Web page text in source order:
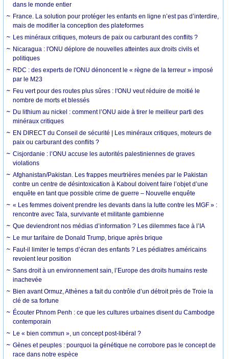
dans le monde entier
France. La solution pour protéger les enfants en ligne n’est pas d’interdire,
mais de modifier la conception des plateformes
Les minéraux critiques, moteurs de paix ou carburant des conflits ?
Nicaragua : l'ONU déplore de nouvelles atteintes aux droits civils et
politiques
RDC : des experts de l'ONU dénoncent le « règne de la terreur » imposé
par le M23
Feu vert pour des routes plus sûres : l'ONU veut réduire de moitié le
nombre de morts et blessés
Du lithium au nickel : comment l’ONU aide à tirer le meilleur parti des
minéraux critiques
EN DIRECT du Conseil de sécurité | Les minéraux critiques, moteurs de
paix ou carburant des conflits ?
Cisjordanie : l’ONU accuse les autorités palestiniennes de graves
violations
Afghanistan/Pakistan. Les frappes meurtrières menées par le Pakistan
contre un centre de désintoxication à Kaboul doivent faire l’objet d’une
enquête en tant que possible crime de guerre – Nouvelle enquête
« Les femmes doivent prendre les devants dans la lutte contre les MGF » :
rencontre avec Tala, survivante et militante gambienne
Que deviendront nos médias d’information ? Les dilemmes face à l’IA
Le mur tarifaire de Donald Trump, brique après brique
Faut-il limiter le temps d’écran des enfants ? Les pédiatres américains
revoient leur position
Sans droit à un environnement sain, l’Europe des droits humains reste
inachevée
Bien avant Ormuz, Athènes a fait du contrôle d’un détroit près de Troie la
clé de sa fortune
Écouter Phnom Penh : ce que les cultures urbaines disent du Cambodge
contemporain
Le « bien commun », un concept post-libéral ?
Gènes et peuples : pourquoi la génétique ne corrobore pas le concept de
race dans notre espèce